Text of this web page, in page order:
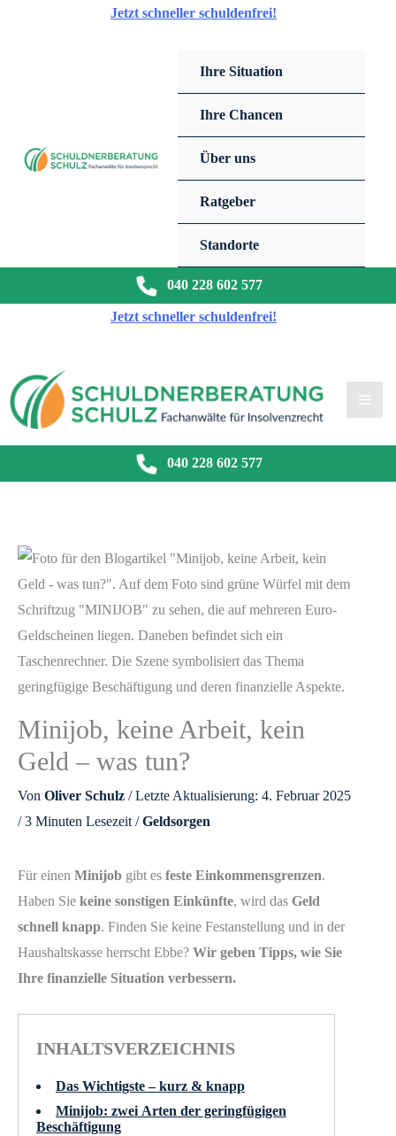
Jetzt schneller schuldenfrei!
Ihre Situation
Ihre Chancen
Über uns
Ratgeber
Standorte
040 228 602 577
Jetzt schneller schuldenfrei!
040 228 602 577
Minijob, keine Arbeit, kein
Geld – was tun?
Von Oliver Schulz / Letzte Aktualisierung: 4. Februar 2025
/3 Minuten Lesezeit/Geldsorgen
Für einen Minijob gibt es feste Einkommensgrenzen.
Haben Sie keine sonstigen Einkünfte, wird das Geld
schnell knapp. Finden Sie keine Festanstellung und in der
Haushaltskasse herrscht Ebbe? Wir geben Tipps, wie Sie
Ihre finanzielle Situation verbessern.
INHALTSVERZEICHNIS
Das Wichtigste – kurz & knapp
Minijob: zwei Arten der geringfügigen
Beschäftigung